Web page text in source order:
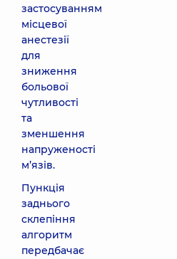
застосуванням
місцевої
анестезії
для
зниження
больової
чутливості
та
зменшення
напруженості
м’язів.
Пункція
заднього
склепіння
алгоритм
передбачає